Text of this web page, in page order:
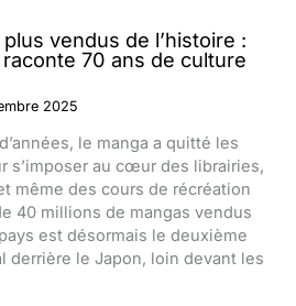
vendus de l’histoire :
70 ans de culture
2025
le manga a quitté les
s’imposer au cœur des librairies,
même des cours de récréation
40 millions de mangas vendus
est désormais le deuxième
derrière le Japon, loin devant les